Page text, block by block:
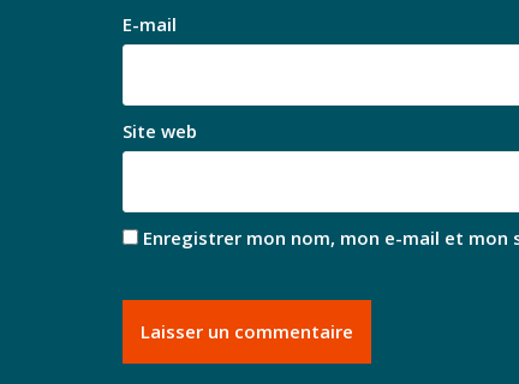
E-mail
Site web
Enregistrer mon nom, mon e-mail et